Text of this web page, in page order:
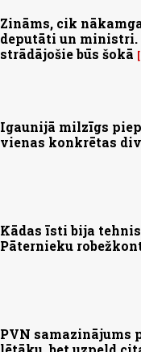
Zināms, cik
deputāti un ministri.
strādājošie būs šokā
Igaunijā milzīgs
vienas konkrētas
Kādas īsti bija
Pāternieku
PVN samazinājums